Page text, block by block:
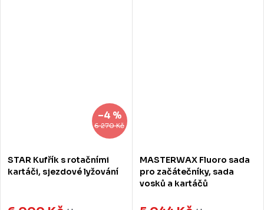
6 270 Kč
–4 %
STAR Kufřík s rotačními
kartáči, sjezdové lyžování
MASTERWAX Fluoro sada
pro začátečníky, sada
vosků a kartáčů